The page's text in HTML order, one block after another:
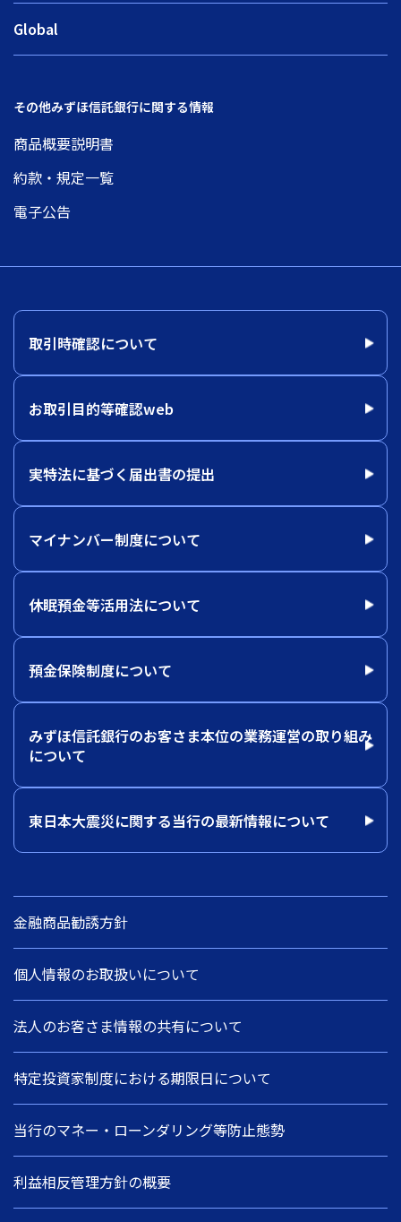
Global
その他みずほ信託銀行に関する情報
商品概要説明書
約款・規定一覧
電子公告
取引時確認について
お取引目的等確認web
実特法に基づく届出書の提出
マイナンバー制度について
休眠預金等活用法について
預金保険制度について
みずほ信託銀行のお客さま本位の業務運営の取り組み
について
東日本大震災に関する当行の最新情報について
金融商品勧誘方針
個人情報のお取扱いについて
法人のお客さま情報の共有について
特定投資家制度における期限日について
当行のマネー・ローンダリング等防止態勢
利益相反管理方針の概要